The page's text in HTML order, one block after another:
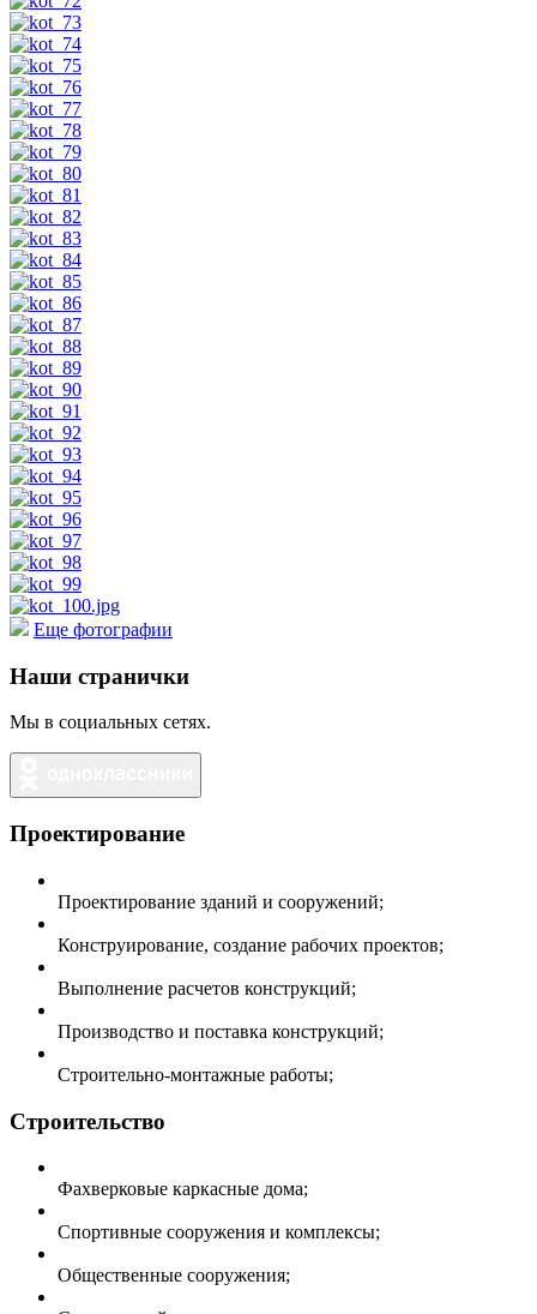
Еще фотографии
Наши странички
Мы в социальных сетях.
Проектирование
Проектирование зданий и сооружений;
Конструирование, создание рабочих проектов;
Выполнение расчетов конструкций;
Производство и поставка конструкций;
Строительно-монтажные работы;
Строительство
Фахверковые каркасные дома;
Спортивные сооружения и комплексы;
Общественные сооружения;